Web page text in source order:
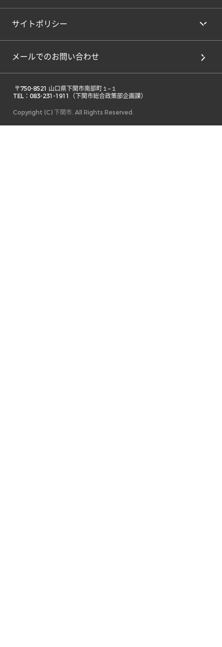
サイトポリシー
メールでのお問い合わせ
TEL：083-231-1911（下関市総合政策部企画課）
Copyright (C) 下関市. All Rights Reserved.